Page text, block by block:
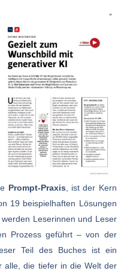
Prompt-Praxis , ist der Kern
19 beispielhaften Lösungen
Leserinnen und Leser
Prozess geführt – von der
Teil des Buches ist ein
alle, die tiefer in die Welt der